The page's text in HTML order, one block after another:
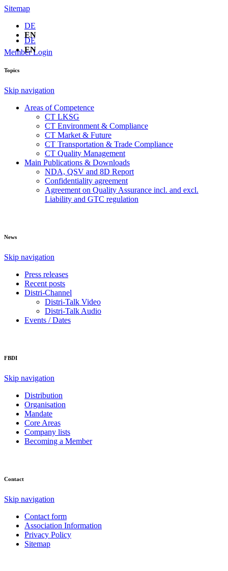
Sitemap
DE
EN
Member Login
DE
EN
Topics
Skip navigation
Areas of Competence
CT LKSG
CT Environment & Compliance
CT Market & Future
CT Transportation & Trade Compliance
CT Quality Management
Main Publications & Downloads
NDA, QSV and 8D Report
Confidentiality agreement
Agreement on Quality Assurance incl. and excl.
Liability and GTC regulation
News
Skip navigation
Press releases
Recent posts
Distri-Channel
Distri-Talk Video
Distri-Talk Audio
Events / Dates
FBDI
Skip navigation
Distribution
Organisation
Mandate
Core Areas
Company lists
Becoming a Member
Contact
Skip navigation
Contact form
Association Information
Privacy Policy
Sitemap